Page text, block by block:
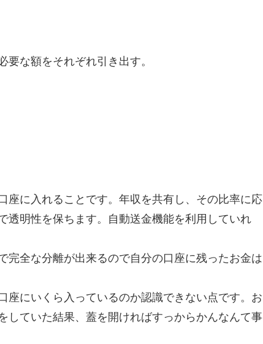
要な額をそれぞれ引き出す。
座に入れることです。年収を共有し、その比率に応
透明性を保ちます。自動送金機能を利用していれ
完全な分離が出来るので自分の口座に残ったお金は
座にいくら入っているのか認識できない点です。お
していた結果、蓋を開ければすっからかんなんて事